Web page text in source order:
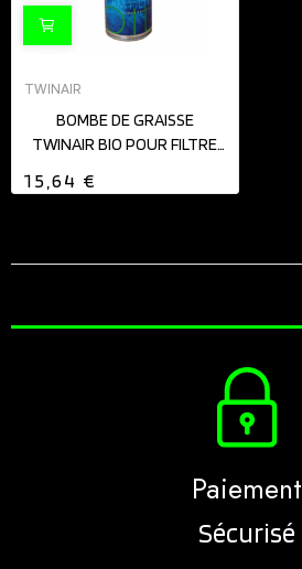
TWINAIR
BOMBE DE GRAISSE
TWINAIR BIO POUR FILTRE
15,64 €
Paiement
Sécurisé